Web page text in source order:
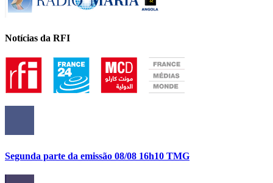
Notícias da RFI
Segunda parte da emissão 08/08 16h10 TMG